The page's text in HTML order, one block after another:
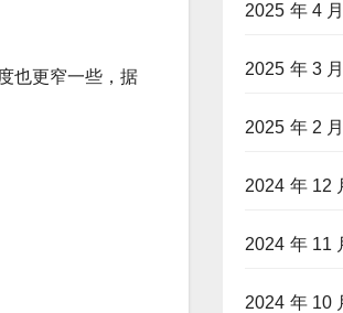
也更窄一些，据
2025 年 4 月
2025 年 3 月
2025 年 2 月
2024 年 12
2024 年 11
2024 年 10